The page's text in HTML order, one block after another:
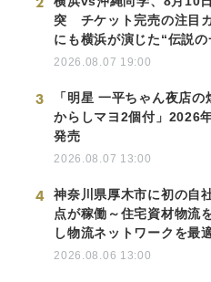
突 チケット完売の注目
にも横浜が演じた“伝説の
2026.08.07 19:00
3
「明星 一平ちゃん夜店
からしマヨ2個付」2026
発売
2026.08.07 13:00
4
神奈川県厚木市に初の自
点が稼働～住宅資材物流
し物流ネットワークを最
2026.08.06 13:00